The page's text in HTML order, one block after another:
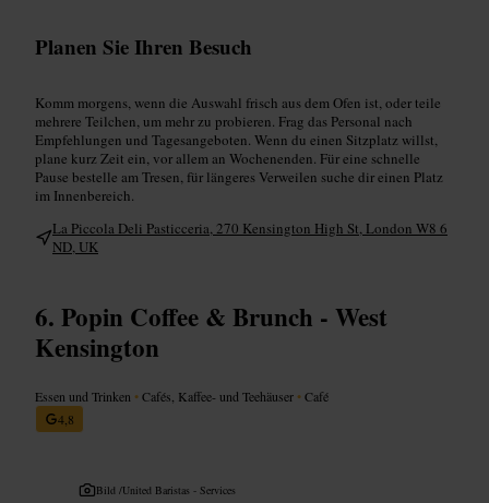
Planen Sie Ihren Besuch
Komm morgens, wenn die Auswahl frisch aus dem Ofen ist, oder teile
mehrere Teilchen, um mehr zu probieren. Frag das Personal nach
Empfehlungen und Tagesangeboten. Wenn du einen Sitzplatz willst,
plane kurz Zeit ein, vor allem an Wochenenden. Für eine schnelle
Pause bestelle am Tresen, für längeres Verweilen suche dir einen Platz
im Innenbereich.
La Piccola Deli Pasticceria, 270 Kensington High St, London W8 6
ND, UK
Popin Coffee & Brunch - West
Kensington
Essen und Trinken •Cafés, Kaffee- und Teehäuser •Café
4,8
Bild /United Baristas - Services